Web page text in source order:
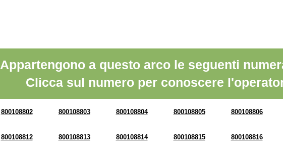
Appartengono a questo arco le seguenti
Clicca sul numero per conoscere
800108802 800108803 800108804 800108805 800108806
800108812 800108813 800108814 800108815 800108816